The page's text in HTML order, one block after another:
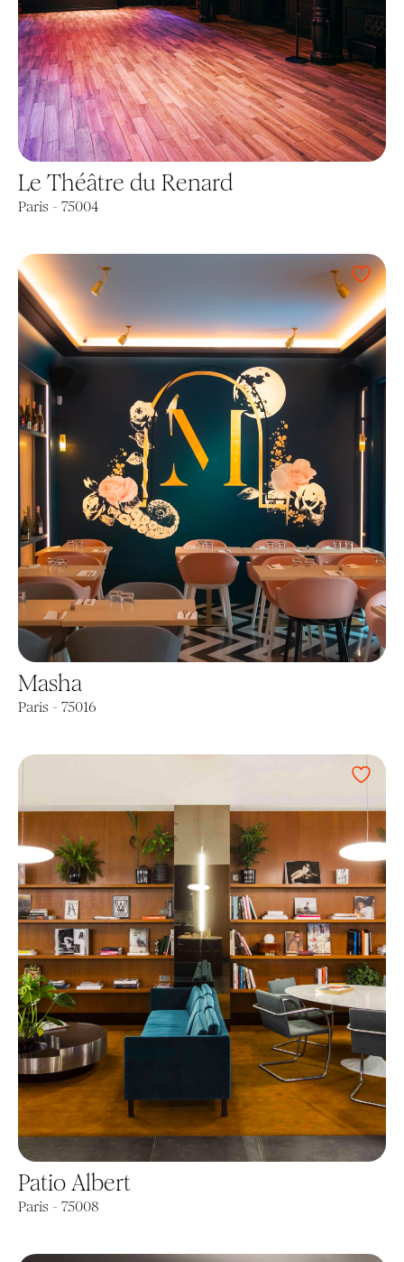
Le Théâtre du Renard
Paris - 75004
Masha
Paris - 75016
Patio Albert
Paris - 75008